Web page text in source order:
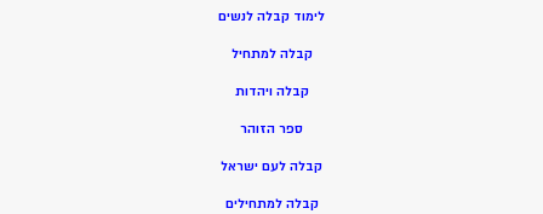
לימוד קבלה לנשים
קבלה למתחיל
קבלה ויהדות
ספר הזוהר
קבלה לעם ישראל
קבלה למתחילים